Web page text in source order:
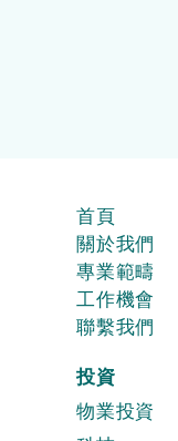
投資
物業投資
首頁
關於我們
專業範疇
工作機會
聯繫我們